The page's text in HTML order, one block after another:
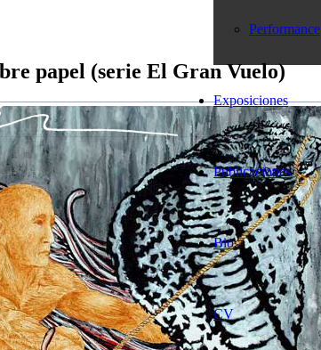
Performance
Exposiciones
Publicaciones
Bio
CV
papel (serie El Gran Vuelo)